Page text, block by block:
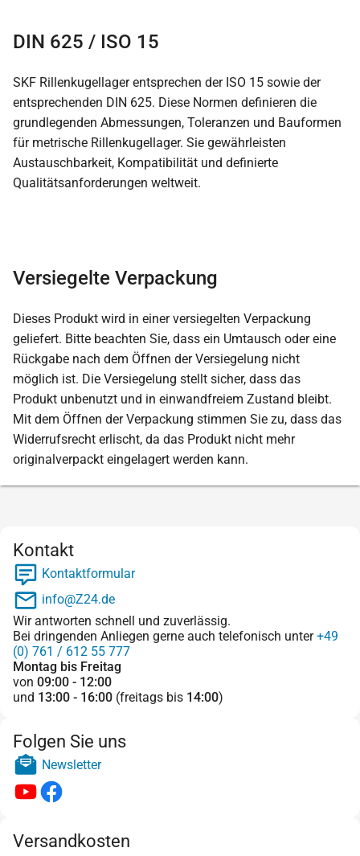
DIN 625 / ISO 15
SKF Rillenkugellager entsprechen der ISO 15 sowie der
entsprechenden DIN 625. Diese Normen definieren die
grundlegenden Abmessungen, Toleranzen und Bauformen
für metrische Rillenkugellager. Sie gewährleisten
Austauschbarkeit, Kompatibilität und definierte
Qualitätsanforderungen weltweit.
Versiegelte Verpackung
Dieses Produkt wird in einer versiegelten Verpackung
geliefert. Bitte beachten Sie, dass ein Umtausch oder eine
Rückgabe nach dem Öffnen der Versiegelung nicht
möglich ist. Die Versiegelung stellt sicher, dass das
Produkt unbenutzt und in einwandfreiem Zustand bleibt.
Mit dem Öffnen der Verpackung stimmen Sie zu, dass das
Widerrufsrecht erlischt, da das Produkt nicht mehr
originalverpackt eingelagert werden kann.
Kontakt
Kontaktformular
info@Z24.de
Wir antworten schnell und zuverlässig.
Bei dringenden Anliegen gerne auch telefonisch unter+49
(0) 761 / 612 55 777
Montag bis Freitag
von 09:00 - 12:00
und 13:00 - 16:00 (freitags bis 14:00)
Folgen Sie uns
Newsletter
Versandkosten